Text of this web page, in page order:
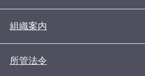
組織案内
所管法令